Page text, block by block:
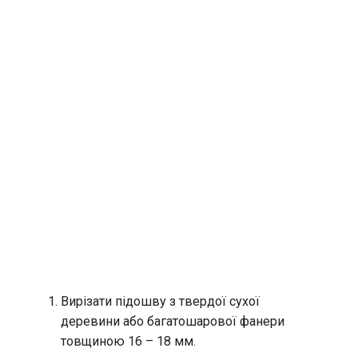
Вирізати підошву з твердої сухої
деревини або багатошарової фанери
товщиною 16 – 18 мм.